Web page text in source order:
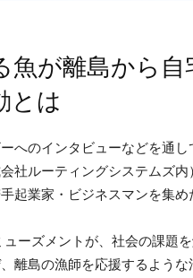
魚が離島から
とは
へのインタビューなどを通
社ルーティングシステムズ
起業家・ビジネスマンを集
ーズメントが、社会の課題
離島の漁師を応援するよう